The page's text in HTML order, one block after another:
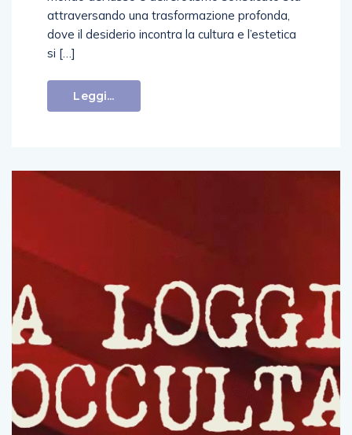
attraversando una trasformazione profonda,
dove il desiderio incontra la cultura e l’estetica
si […]
Leggi...